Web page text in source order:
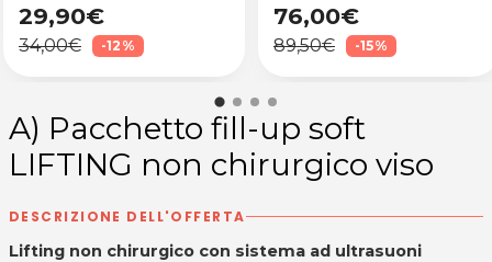
29,90€
34,00€ -12%
76,00€
89,50€ -15%
A) Pacchetto fill-up soft
LIFTING non chirurgico viso
DESCRIZIONE DELL'OFFERTA
Lifting non chirurgico con sistema ad ultrasuoni